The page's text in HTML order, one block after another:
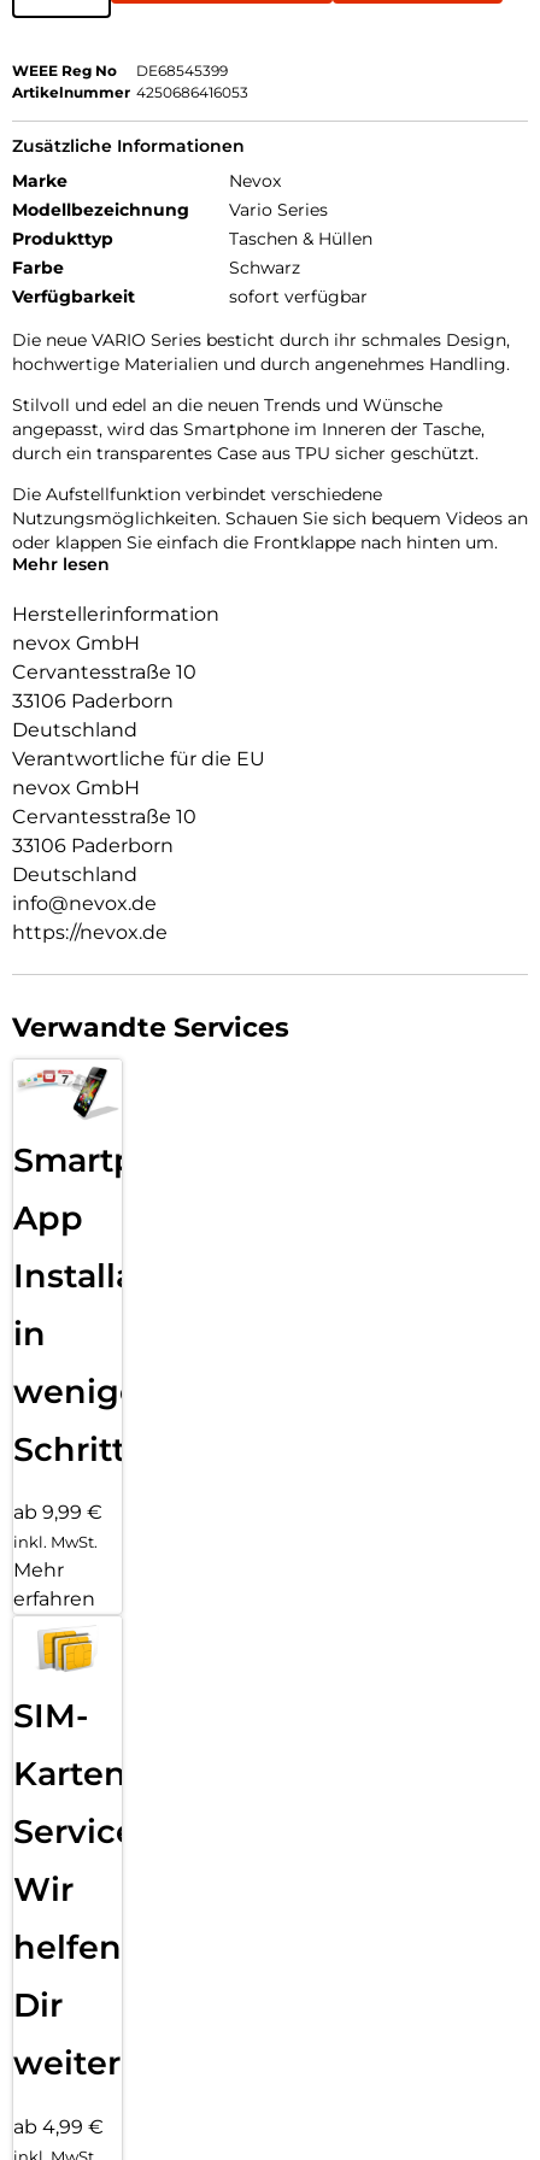
WEEE Reg No
DE68545399
Artikelnummer 4250686416053
Zusätzliche Informationen
Marke
Nevox
Modellbezeichnung
Vario Series
Produkttyp
Taschen & Hüllen
Farbe
Schwarz
Verfügbarkeit
sofort verfügbar
Die neue VARIO Series besticht durch ihr schmales Design,
hochwertige Materialien und durch angenehmes Handling.
Stilvoll und edel an die neuen Trends und Wünsche
angepasst, wird das Smartphone im Inneren der Tasche,
durch ein transparentes Case aus TPU sicher geschützt.
Die Aufstellfunktion verbindet verschiedene
Nutzungsmöglichkeiten. Schauen Sie sich bequem Videos an
oder klappen Sie einfach die Frontklappe nach hinten um.
Bedienung kinderleicht und die Schutzhülle öffnet sich nicht
ungewollt.
Beim Umklappen der Frontklappe wird diese ebenfalls durch
die Magneten auf der Rückseite fixiert, somit ist ein
bequemes Telefonieren und Bedienen sichergestellt.
Mehr lesen
Herstellerinformation
nevox GmbH
Cervantesstraße 10
33106 Paderborn
Deutschland
Verantwortliche für die EU
nevox GmbH
Cervantesstraße 10
33106 Paderborn
Deutschland
info@nevox.de
https://nevox.de
Verwandte Services
Smartphone
App
Installation
in
wenigen
Schritten
ab 9,99 €
inkl. MwSt.
Mehr
erfahren
SIM-
Karten
Service:
Wir
helfen
Dir
weiter
ab 4,99 €
inkl. MwSt.